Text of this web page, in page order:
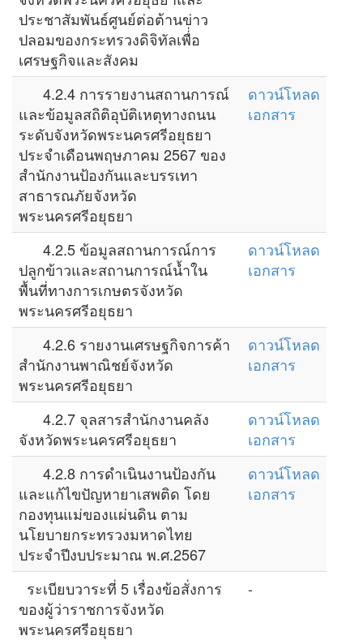
ประชาสัมพันธ์ศูนย์ต่อต้านข่าว
ปลอมของกระทรวงดิจิทัลเพื่่อ
เศรษฐกิจและสังคม
4.2.4 การรายงานสถานการณ์
และข้อมูลสถิติอุบัติเหตุทางถนน
ระดับจังหวัดพระนครศรีอยุธยา
ประจำเดือนพฤษภาคม 2567 ของ
สำนักงานป้องกันและบรรเทา
สาธารณภัยจังหวัด
พระนครศรีอยุธยา
ดาวน์โหลด
เอกสาร
4.2.5 ข้อมูลสถานการณ์การ
ปลูกข้าวและสถานการณ์น้ำใน
พื้นที่ทางการเกษตรจังหวัด
พระนครศรีอยุธยา
ดาวน์โหลด
เอกสาร
4.2.6 รายงานเศรษฐกิจการค้า
สำนักงานพาณิชย์จังหวัด
พระนครศรีอยุธยา
ดาวน์โหลด
เอกสาร
4.2.7 จุลสารสำนักงานคลัง
จังหวัดพระนครศรีอยุธยา
ดาวน์โหลด
เอกสาร
4.2.8 การดำเนินงานป้องกัน
และแก้ไขปัญหายาเสพติด โดย
กองทุนแม่ของแผ่นดิน ตาม
นโยบายกระทรวงมหาดไทย
ประจำปีงบประมาณ พ.ศ.2567
ดาวน์โหลด
เอกสาร
ระเบียบวาระที่ 5 เรื่องข้อสั่งการ
ของผู้ว่าราชการจังหวัด
พระนครศรีอยุธยา
-